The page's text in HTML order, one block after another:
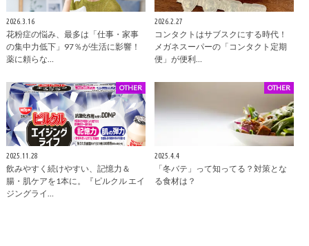
2026.3.16
花粉症の悩み、最多は「仕事・家事
の集中力低下」97％が生活に影響！
薬に頼らな…
2026.2.27
コンタクトはサブスクにする時代！
メガネスーパーの「コンタクト定期
便」が便利…
OTHER
2025.11.28
飲みやすく続けやすい、記憶力＆
腸・肌ケアを1本に。『ピルクル エイ
ジングライ…
OTHER
2025.4.4
「冬バテ」って知ってる？対策とな
る食材は？